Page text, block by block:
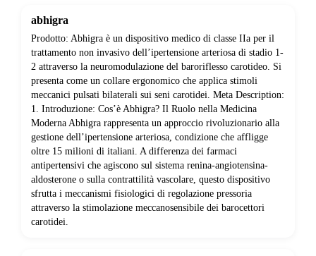
abhigra
Prodotto: Abhigra è un dispositivo medico di classe IIa per il
trattamento non invasivo dell’ipertensione arteriosa di stadio 1-
2 attraverso la neuromodulazione del baroriflesso carotideo. Si
presenta come un collare ergonomico che applica stimoli
meccanici pulsati bilaterali sui seni carotidei. Meta Description:
1. Introduzione: Cos’è Abhigra? Il Ruolo nella Medicina
Moderna Abhigra rappresenta un approccio rivoluzionario alla
gestione dell’ipertensione arteriosa, condizione che affligge
oltre 15 milioni di italiani. A differenza dei farmaci
antipertensivi che agiscono sul sistema renina-angiotensina-
aldosterone o sulla contrattilità vascolare, questo dispositivo
sfrutta i meccanismi fisiologici di regolazione pressoria
attraverso la stimolazione meccanosensibile dei barocettori
carotidei.